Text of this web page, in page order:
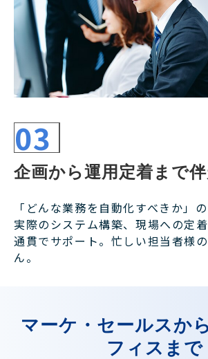
03
企画から運用定着まで
「どんな業務を自動化すべきか」
実際のシステム構築、現場への定
通貫でサポート。忙しい担当者様
ん。
マーケ・セールスか
フィスまで